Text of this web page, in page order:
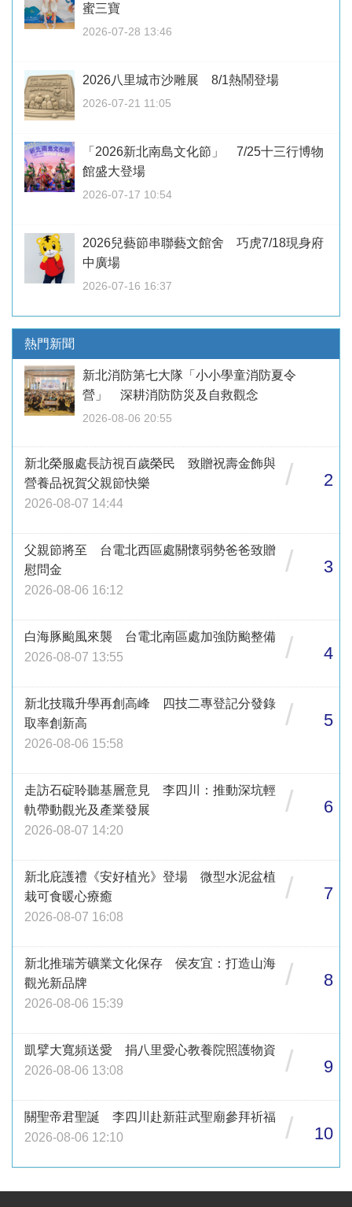
蜜三寶
2026-07-28 13:46
2026八里城市沙雕展 8/1熱鬧登場
2026-07-21 11:05
「2026新北南島文化節」 7/25十三行博物
館盛大登場
2026-07-17 10:54
2026兒藝節串聯藝文館舍 巧虎7/18現身府
中廣場
2026-07-16 16:37
熱門新聞
新北消防第七大隊「小小學童消防夏令
營」 深耕消防防災及自救觀念
2026-08-06 20:55
新北榮服處長訪視百歲榮民 致贈祝壽金飾與
營養品祝賀父親節快樂
2026-08-07 14:44
/ 2
父親節將至 台電北西區處關懷弱勢爸爸致贈
慰問金
2026-08-06 16:12
/ 3
白海豚颱風來襲 台電北南區處加強防颱整備
2026-08-07 13:55
/ 4
新北技職升學再創高峰 四技二專登記分發錄
取率創新高
2026-08-06 15:58
/ 5
走訪石碇聆聽基層意見 李四川：推動深坑輕
軌帶動觀光及產業發展
2026-08-07 14:20
/ 6
新北庇護禮《安好植光》登場 微型水泥盆植
栽可食暖心療癒
2026-08-07 16:08
/ 7
新北推瑞芳礦業文化保存 侯友宜：打造山海
觀光新品牌
2026-08-06 15:39
/ 8
凱擘大寬頻送愛 捐八里愛心教養院照護物資
2026-08-06 13:08
/ 9
關聖帝君聖誕 李四川赴新莊武聖廟參拜祈福
2026-08-06 12:10
/ 10